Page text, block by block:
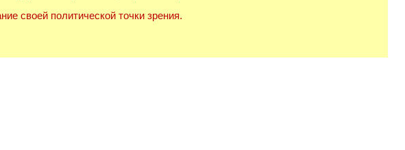
своей политической точки зрения.